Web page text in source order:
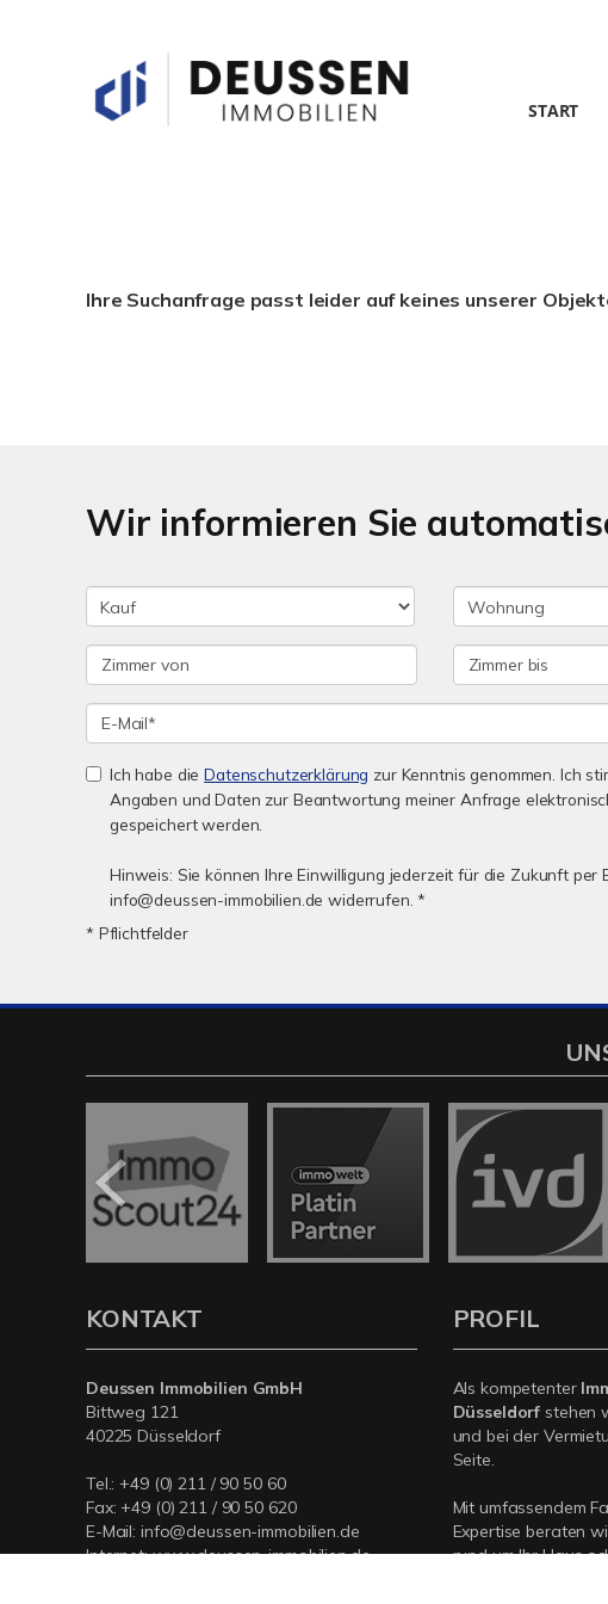
START
Ihre Suchanfrage passt leider auf keines unserer
Wir informieren Sie
Ich habe dieDatenschutzerklärung zur Kenntnis genommen. Ich
Angaben und Daten zur Beantwortung meiner Anfrage
gespeichert werden.
Hinweis: Sie können Ihre Einwilligung jederzeit für die Zukunft per
info@deussen-immobilien.de widerrufen. *
* Pflichtfelder
KONTAKT
Deussen Immobilien GmbH
Bittweg 121
40225 Düsseldorf
Tel.:+49 (0) 211 / 90 50 60
Fax: +49 (0) 211 / 90 50 620
E-Mail: info@deussen-immobilien.de
Internet:www.deussen-immobilien.de
PROFIL
Als kompetenter
Düsseldorf stehen
und bei der
Seite.
Mit umfassendem
Expertise beraten
rund um Ihr Haus